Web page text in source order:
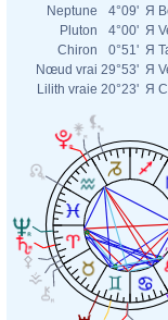
Neptune
4°09' Я
Pluton
4°00' Я
Chiron
0°51' Я
Nœud vrai 29°53' Я
Lilith vraie 20°23' Я